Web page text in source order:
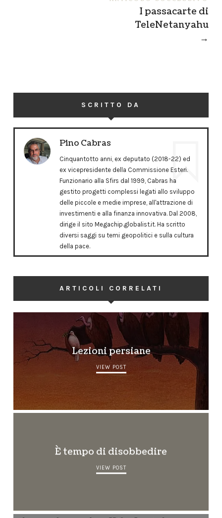
I passacarte di
TeleNetanyahu
→
SCRITTO DA
Pino Cabras
Cinquantotto anni, ex deputato (2018-22) ed
ex vicepresidente della Commissione Esteri.
Funzionario alla Sfirs dal 1999, Cabras ha
gestito progetti complessi legati allo sviluppo
delle piccole e medie imprese, all'attrazione di
investimenti e alla finanza innovativa. Dal 2008,
dirige il sito Megachip.globalist.it. Ha scritto
diversi saggi su temi geopolitici e sulla cultura
della pace.
ARTICOLI CORRELATI
Lezioni persiane
VIEW POST
È tempo di disobbedire
VIEW POST